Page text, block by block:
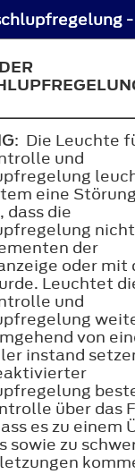
: Die Leuchte
und
eine
dass die
der
oder mit
Leuchtet
und
von
instand
über das
es zu einem
sowie zu